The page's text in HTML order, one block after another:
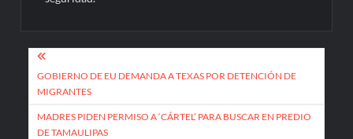
Navegación
de
entradas
GOBIERNO DE EU DEMANDA A TEXAS POR DETENCIÓN DE
MIGRANTES
MADRES PIDEN PERMISO A ‘CÁRTEL’ PARA BUSCAR EN PREDIO
DE TAMAULIPAS